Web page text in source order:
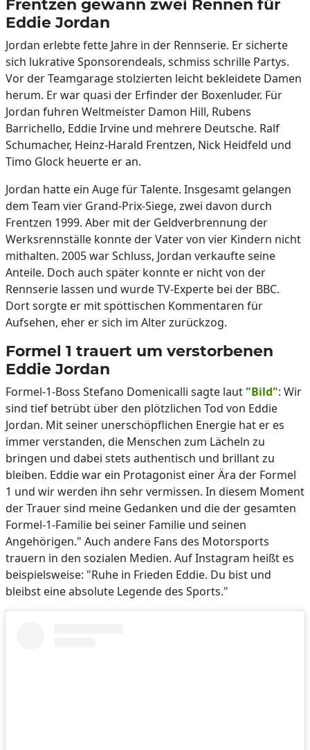
Frentzen gewann zwei Rennen für
Eddie Jordan
Jordan erlebte fette Jahre in der Rennserie. Er sicherte
sich lukrative Sponsorendeals, schmiss schrille Partys.
Vor der Teamgarage stolzierten leicht bekleidete Damen
herum. Er war quasi der Erfinder der Boxenluder. Für
Jordan fuhren Weltmeister Damon Hill, Rubens
Barrichello, Eddie Irvine und mehrere Deutsche. Ralf
Schumacher, Heinz-Harald Frentzen, Nick Heidfeld und
Timo Glock heuerte er an.
Jordan hatte ein Auge für Talente. Insgesamt gelangen
dem Team vier Grand-Prix-Siege, zwei davon durch
Frentzen 1999. Aber mit der Geldverbrennung der
Werksrennställe konnte der Vater von vier Kindern nicht
mithalten. 2005 war Schluss, Jordan verkaufte seine
Anteile. Doch auch später konnte er nicht von der
Rennserie lassen und wurde TV-Experte bei der BBC.
Dort sorgte er mit spöttischen Kommentaren für
Aufsehen, eher er sich im Alter zurückzog.
Formel 1 trauert um verstorbenen
Eddie Jordan
Formel-1-Boss Stefano Domenicalli sagte laut "Bild": Wir
sind tief betrübt über den plötzlichen Tod von Eddie
Jordan. Mit seiner unerschöpflichen Energie hat er es
immer verstanden, die Menschen zum Lächeln zu
bringen und dabei stets authentisch und brillant zu
bleiben. Eddie war ein Protagonist einer Ära der Formel
1 und wir werden ihn sehr vermissen. In diesem Moment
der Trauer sind meine Gedanken und die der gesamten
Formel-1-Familie bei seiner Familie und seinen
Angehörigen." Auch andere Fans des Motorsports
trauern in den sozialen Medien. Auf Instagram heißt es
beispielsweise: "Ruhe in Frieden Eddie. Du bist und
bleibst eine absolute Legende des Sports."